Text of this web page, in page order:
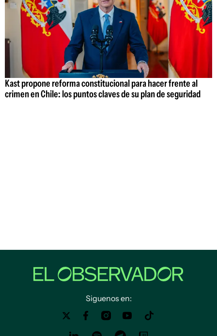
Kast propone reforma constitucional para hacer frente al
crimen en Chile: los puntos claves de su plan de seguridad
Siguenos en: